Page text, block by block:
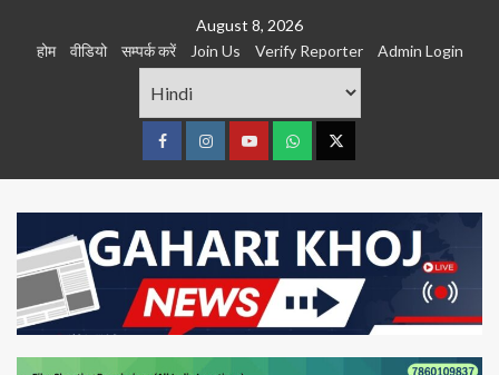
August 8, 2026
होम
वीडियो सम्पर्क करें Join Us Verify Reporter Admin Login
FacebookInstagramyoutubeWhatsTwitter